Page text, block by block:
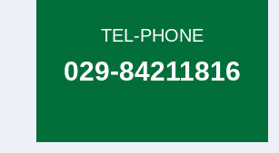
TEL-PHONE
029-84211816